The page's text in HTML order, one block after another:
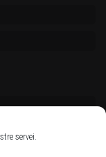
servei.